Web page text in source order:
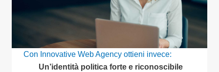
Con Innovative Web Agency ottieni invece:
Un’identità politica forte e riconoscibile